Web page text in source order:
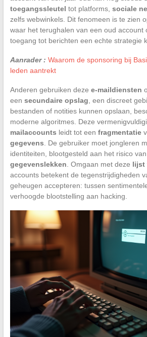
toegangssleutel tot platforms, sociale
zelfs webwinkels. Dit fenomeen is te zien
waar het terughalen van een oud account
toegang tot berichten een echte strategie
Aanrader : Waarom de sponsoring bij
leden aantrekt
Anderen gebruiken deze e-maildiensten
een secundaire opslag , een discreet
bestanden of notities kunnen opslaan,
moderne algoritmes. Deze
mailaccounts leidt tot een fragmentatie
gegevens . De gebruiker moet jongleren
identiteiten, blootgesteld aan het risico
gegevenslekken . Omgaan met deze lijst
accounts betekent de tegenstrijdigheden
geheugen accepteren: tussen
verhoogde blootstelling aan hacking.